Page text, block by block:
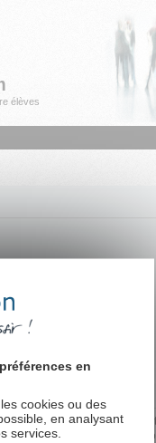
élèves
du forum peut
Assurez-vous de bien lire
en
cookies ou des
en analysant
services.